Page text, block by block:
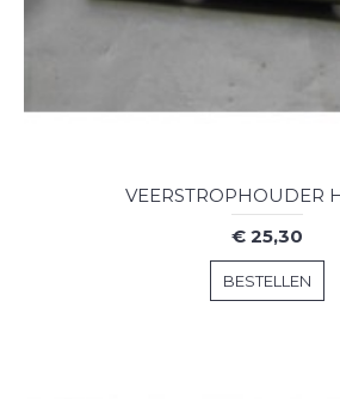
VEERSTROPHOUDER
€ 25,30
BESTELLEN